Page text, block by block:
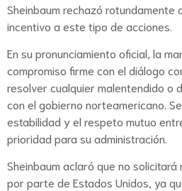
Sheinbaum rechazó rotundamente
incentivo a este tipo de acciones.
En su pronunciamiento oficial, la
compromiso firme con el diálogo
resolver cualquier malentendido o
con el gobierno norteamericano.
estabilidad y el respeto mutuo
prioridad para su administración.
Sheinbaum aclaró que no solicitará
por parte de Estados Unidos, ya